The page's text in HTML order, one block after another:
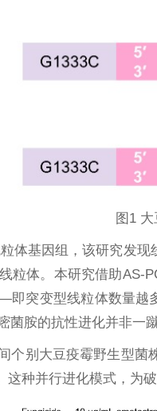
图1
体基因组，该研究发
粒体。本研究借助AS-
突变型线粒体数量越
菌胺的抗性进化并非一
个别大豆疫霉野生型菌
种并行进化模式，为